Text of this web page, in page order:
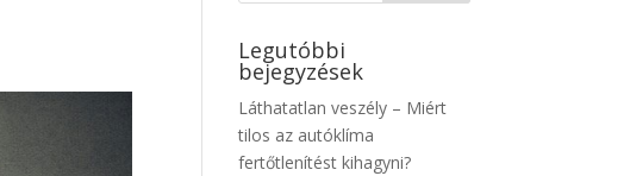
Legutóbbi
bejegyzések
Láthatatlan veszély – Miért
tilos az autóklíma
fertőtlenítést kihagyni?